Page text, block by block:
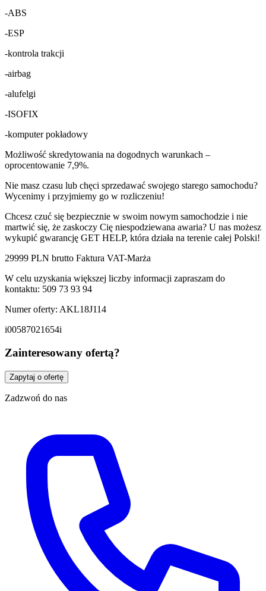
-ABS
-ESP
-kontrola trakcji
-airbag
-alufelgi
-ISOFIX
-komputer pokładowy
Możliwość skredytowania na dogodnych warunkach –
oprocentowanie 7,9%.
Nie masz czasu lub chęci sprzedawać swojego starego samochodu?
Wycenimy i przyjmiemy go w rozliczeniu!
Chcesz czuć się bezpiecznie w swoim nowym samochodzie i nie
martwić się, że zaskoczy Cię niespodziewana awaria? U nas możesz
wykupić gwarancję GET HELP, która działa na terenie całej Polski!
29999 PLN brutto Faktura VAT-Marża
W celu uzyskania większej liczby informacji zapraszam do
kontaktu: 509 73 93 94
Numer oferty: AKL18J114
i00587021654i
Zainteresowany ofertą?
Zapytaj o ofertę
Zadzwoń do nas